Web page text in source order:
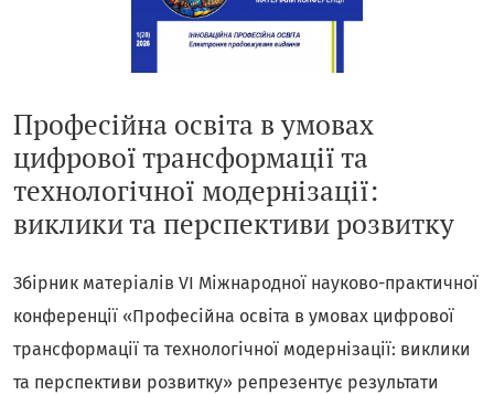
Професійна освіта в умовах
цифрової трансформації та
технологічної модернізації:
виклики та перспективи розвитку
Збірник матеріалів VI Міжнародної науково-практичної
конференції «Професійна освіта в умовах цифрової
трансформації та технологічної модернізації: виклики
та перспективи розвитку» репрезентує результати